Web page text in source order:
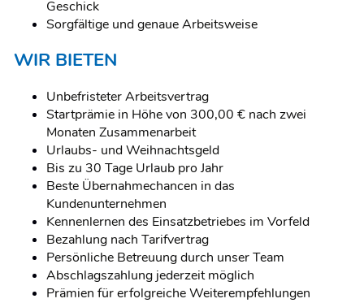
Geschick
Sorgfältige und genaue Arbeitsweise
WIR BIETEN
Unbefristeter Arbeitsvertrag
Startprämie in Höhe von 300,00 € nach zwei
Monaten Zusammenarbeit
Urlaubs- und Weihnachtsgeld
Bis zu 30 Tage Urlaub pro Jahr
Beste Übernahmechancen in das
Kundenunternehmen
Kennenlernen des Einsatzbetriebes im Vorfeld
Bezahlung nach Tarifvertrag
Persönliche Betreuung durch unser Team
Abschlagszahlung jederzeit möglich
Prämien für erfolgreiche Weiterempfehlungen